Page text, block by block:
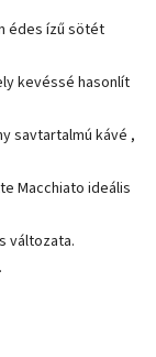
édes ízű sötét
kevéssé hasonlít
savtartalmú kávé ,
Macchiato ideális
változata.